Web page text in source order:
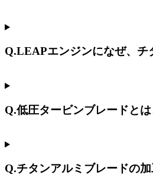
Q.LEAPエンジンになぜ、チ
Q.低圧タービンブレードと
Q.チタンアルミブレードの